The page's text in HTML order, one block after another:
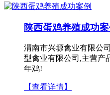
陕西蛋鸡养殖成功案
渭南市兴塬禽业有限公
型禽业有限公司,主营产
年鸡!
【查看详情】